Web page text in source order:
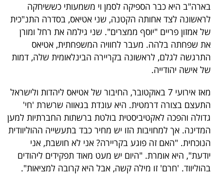
בארה"ב היא כבר הספיקה לסמן וי משמעותי כששיחקה
לראשונה לצד אחותה הקטנה, שני אטיאס, בסדרה התנ"כית
של אמזון פריים "יוסף ממצרים". שני גילמה את רחל ומורן
את שפחתה בלהה. מעבר לחוויה המשפחתית, אטיאס
התרגשה לגלם, לראשונה בקריירה הבינלאומית שלה, דמות
של אישה יהודייה.
מאז אירועי 7 באוקטובר, החיבור של אטיאס ליהדות ולישראל
התעצם בצורה דרמטית. היא עונדת בגאווה שרשרת 'חי'
גדולה והפכה לאקטיביסטית בולטת ברשתות החברתיות למען
המדינה. אך למחויבות הזו יש מחיר כבד בתעשייה ההוליוודית
הנוכחית. "האם זה פוגע בקריירה? אני לא חושבת, אני
יודעת", היא אומרת. "היום יש מעט מאוד תפקידים ליהודים
בהוליווד. 'חרם' זו מילה קשה, אבל היא קרובה למציאות".